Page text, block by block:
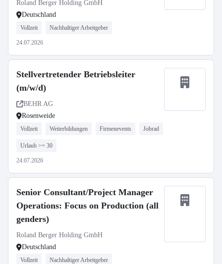
Roland Berger Holding GmbH
Deutschland
Vollzeit Nachhaltiger Arbeitgeber
24.07.2026
Stellvertretender Betriebsleiter
(m/w/d)
BEHR AG
Rosenweide
Vollzeit Weiterbildungen Firmenevents Jobrad
Urlaub >= 30
24.07.2026
Senior Consultant/Project Manager
Operations: Focus on Production (all
genders)
Roland Berger Holding GmbH
Deutschland
Vollzeit Nachhaltiger Arbeitgeber